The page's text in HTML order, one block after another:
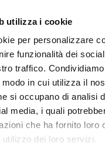
utilizza i cookie
per personalizzare
funzionalità dei
traffico.
in cui utilizza il
si occupano di analisi
media, i quali
che ha fornito loro
dei loro servizi.